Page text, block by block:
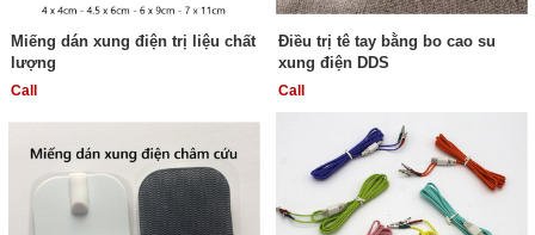
Miếng dán xung điện trị liệu chất
lượng
Call
Điều trị tê tay bằng bo cao su
xung điện DDS
Call